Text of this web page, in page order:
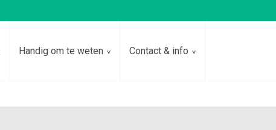
Handig om te weten Contact & info